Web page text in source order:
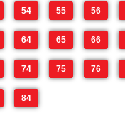
54 55 56
64 65 66
74 75 76
84